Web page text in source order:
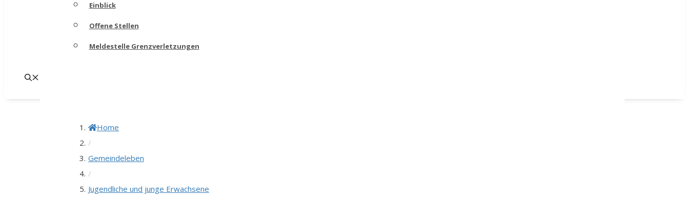
Einblick
Offene Stellen
Meldestelle Grenzverletzungen
Home
/
Gemeindeleben
/
Jugendliche und junge Erwachsene